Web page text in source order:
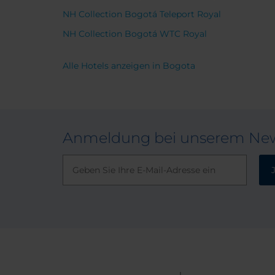
NH Collection Bogotá Teleport Royal
NH Collection Bogotá WTC Royal
Alle Hotels anzeigen in Bogota
Anmeldung bei unserem